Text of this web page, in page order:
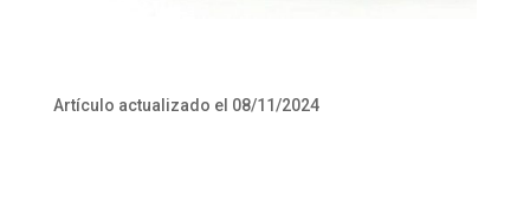
Artículo actualizado el 08/11/2024